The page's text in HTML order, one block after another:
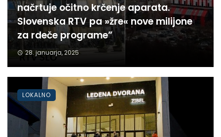
načrtuje očitno krčenje aparata.
Slovenska RTV pa »žre« nove milijone
za rdeče programe”
28. januarja, 2025
LOKALNO